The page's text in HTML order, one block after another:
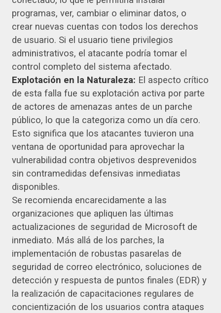
programas, ver, cambiar o eliminar datos, o
crear nuevas cuentas con todos los derechos
de usuario. Si el usuario tiene privilegios
administrativos, el atacante podría tomar el
control completo del sistema afectado.
Explotación en la Naturaleza: El aspecto crítico
de esta falla fue su explotación activa por parte
de actores de amenazas antes de un parche
público, lo que la categoriza como un día cero.
Esto significa que los atacantes tuvieron una
ventana de oportunidad para aprovechar la
vulnerabilidad contra objetivos desprevenidos
sin contramedidas defensivas inmediatas
disponibles.
Se recomienda encarecidamente a las
organizaciones que apliquen las últimas
actualizaciones de seguridad de Microsoft de
inmediato. Más allá de los parches, la
implementación de robustas pasarelas de
seguridad de correo electrónico, soluciones de
detección y respuesta de puntos finales (EDR) y
la realización de capacitaciones regulares de
concientización de los usuarios contra ataques